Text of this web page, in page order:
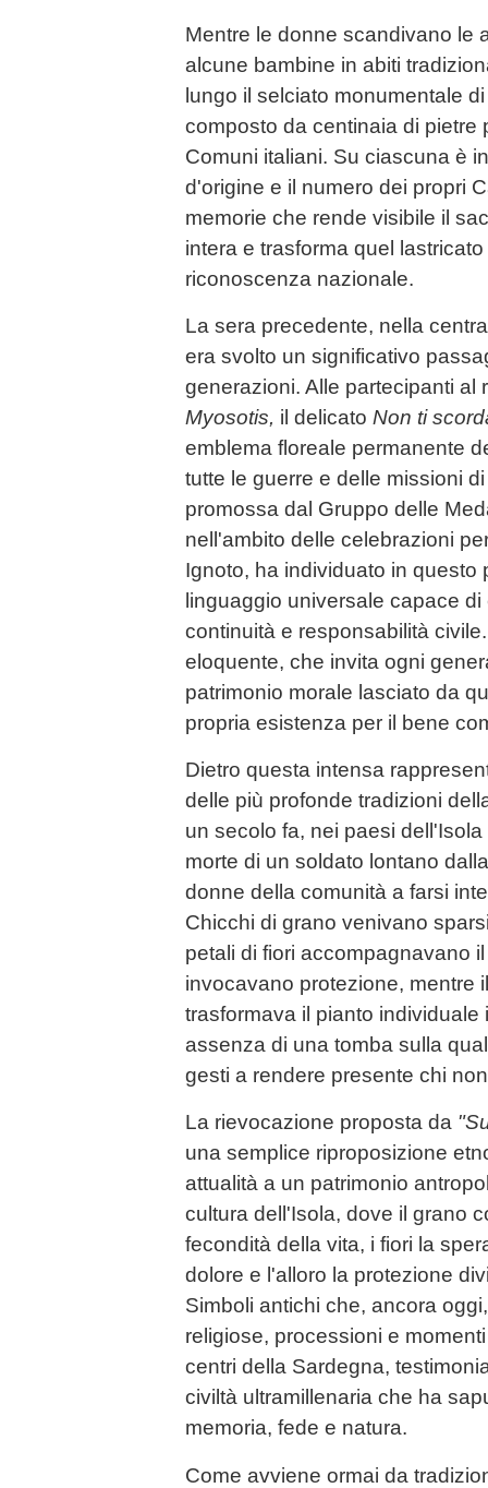
Mentre le donne scandivano le
alcune bambine in abiti
lungo il selciato monumentale
composto da centinaia di pietre
Comuni italiani. Su ciascuna è
d'origine e il numero dei propri
memorie che rende visibile il
intera e trasforma quel
riconoscenza nazionale.
La sera precedente, nella
era svolto un significativo
generazioni. Alle partecipanti al
Myosotis, il delicato Non ti
emblema floreale permanente
tutte le guerre e delle missioni
promossa dal Gruppo delle
nell'ambito delle celebrazioni
Ignoto, ha individuato in questo
linguaggio universale capace
continuità e responsabilità
eloquente, che invita ogni
patrimonio morale lasciato da
propria esistenza per il bene
Dietro questa intensa
delle più profonde tradizioni
un secolo fa, nei paesi
morte di un soldato lontano
donne della comunità a farsi
Chicchi di grano venivano
petali di fiori accompagnavano
invocavano protezione, mentre
trasformava il pianto
assenza di una tomba sulla
gesti a rendere presente chi
La rievocazione proposta da
una semplice riproposizione
attualità a un patrimonio
cultura dell'Isola, dove il grano
fecondità della vita, i fiori la
dolore e l'alloro la protezione
Simboli antichi che, ancora
religiose, processioni e
centri della Sardegna,
civiltà ultramillenaria che ha
memoria, fede e natura.
Come avviene ormai da